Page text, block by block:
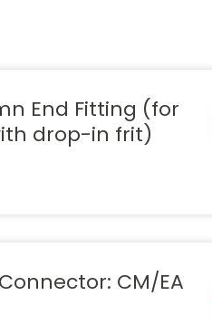
End Fitting (for
drop-in frit)
CM/EA